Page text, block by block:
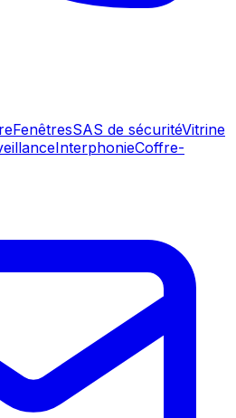
FenêtresSAS de sécuritéVitrine
InterphonieCoffre-